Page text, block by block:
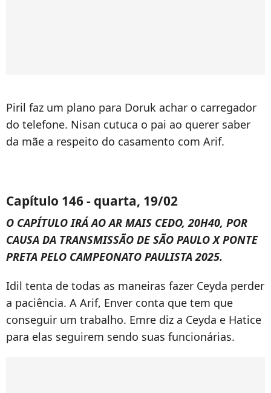
Piril faz um plano para Doruk achar o carregador
do telefone. Nisan cutuca o pai ao querer saber
da mãe a respeito do casamento com Arif.
Capítulo 146 - quarta, 19/02
O CAPÍTULO IRÁ AO AR MAIS CEDO, 20H40, POR
CAUSA DA TRANSMISSÃO DE SÃO PAULO X PONTE
PRETA PELO CAMPEONATO PAULISTA 2025.
Idil tenta de todas as maneiras fazer Ceyda perder
a paciência. A Arif, Enver conta que tem que
conseguir um trabalho. Emre diz a Ceyda e Hatice
para elas seguirem sendo suas funcionárias.